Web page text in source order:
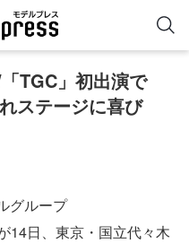
TGC」初出演で
ステージに喜び
グループ
14日、東京・国立代々木